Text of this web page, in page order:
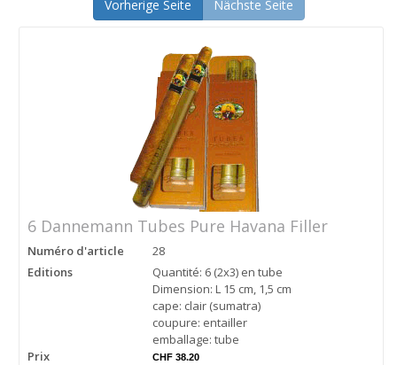
Vorherige Seite
Nächste Seite
6 Dannemann Tubes Pure Havana Filler
Numéro d'article
28
Editions
Quantité: 6 (2x3) en tube
Dimension: L 15 cm, 1,5 cm
cape: clair (sumatra)
coupure: entailler
emballage: tube
Prix
CHF 38.20